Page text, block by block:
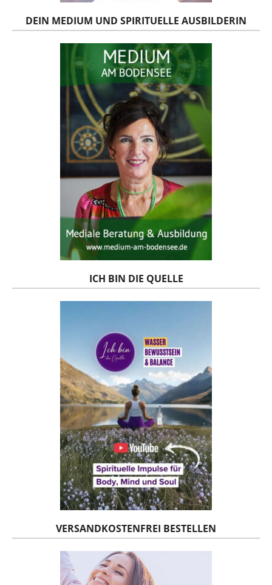
DEIN MEDIUM UND SPIRITUELLE AUSBILDERIN
ICH BIN DIE QUELLE
VERSANDKOSTENFREI BESTELLEN